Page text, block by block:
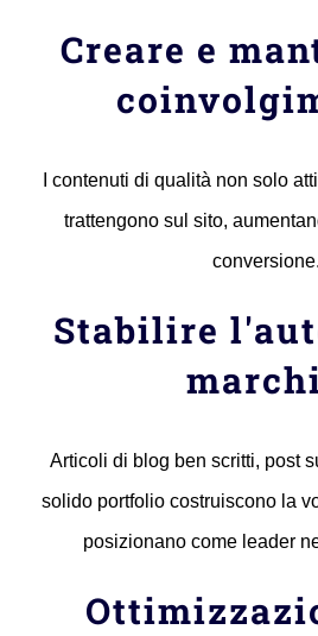
Creare e
I contenuti di qualità non solo
trattengono sul sito,
conversione.
Stabilire
Articoli di blog ben scritti, post
solido portfolio costruiscono la
posizionano come leader